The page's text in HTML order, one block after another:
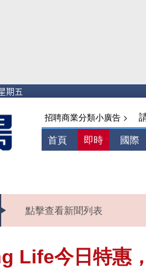
招聘商業分類小廣告 >
首頁 即時 國際
點擊查看新聞列表
Life今日特惠